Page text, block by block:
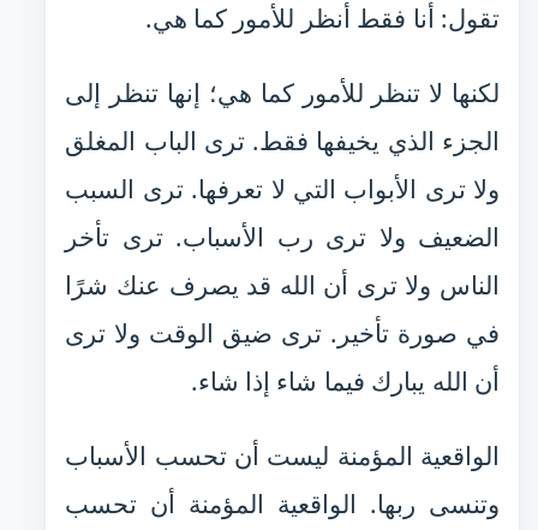
تقول: أنا فقط أنظر للأمور كما هي.
لكنها لا تنظر للأمور كما هي؛ إنها تنظر إلى
الجزء الذي يخيفها فقط. ترى الباب المغلق
ولا ترى الأبواب التي لا تعرفها. ترى السبب
الضعيف ولا ترى رب الأسباب. ترى تأخر
الناس ولا ترى أن الله قد يصرف عنك شرًا
في صورة تأخير. ترى ضيق الوقت ولا ترى
أن الله يبارك فيما شاء إذا شاء.
الواقعية المؤمنة ليست أن تحسب الأسباب
وتنسى ربها. الواقعية المؤمنة أن تحسب